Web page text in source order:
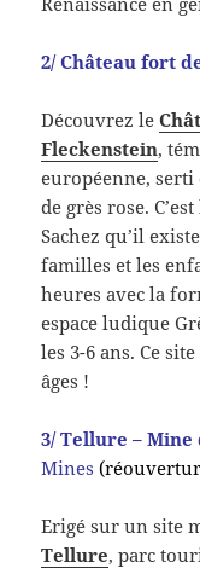
2/ Château fort
Découvrez le
Fleckenstein,
européenne,
de grès rose.
Sachez qu’il
familles et les
heures avec la
espace ludique
les 3-6 ans. Ce
âges !
3/ Tellure – Mine
Mines
Erigé sur un site
Tellure, parc